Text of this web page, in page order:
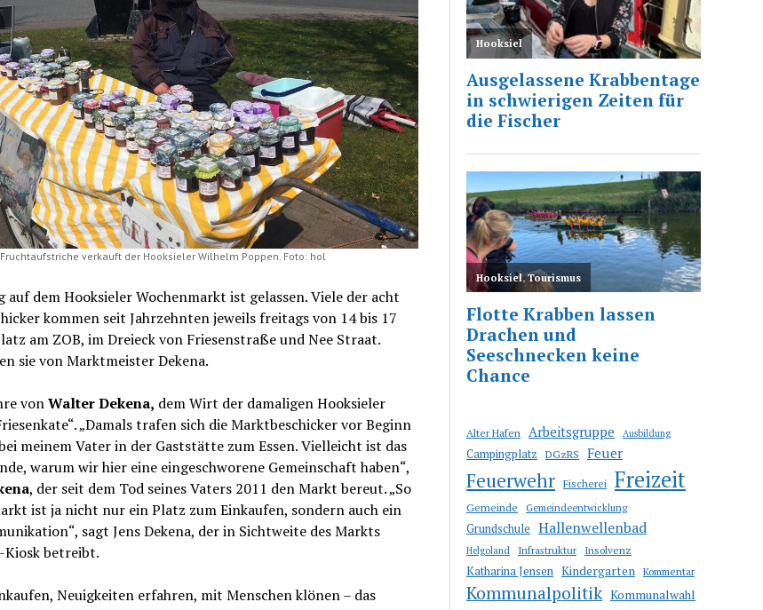
verkauft der Hooksieler Wilhelm Poppen. Foto: hol
auf dem Hooksieler Wochenmarkt ist gelassen. Viele der acht
kommen seit Jahrzehnten jeweils freitags von 14 bis 17
am ZOB, im Dreieck von Friesenstraße und Nee Straat.
sie von Marktmeister Dekena.
vonWalter Dekena, dem Wirt der damaligen Hooksieler
„Damals trafen sich die Marktbeschicker vor Beginn
meinem Vater in der Gaststätte zum Essen. Vielleicht ist das
warum wir hier eine eingeschworene Gemeinschaft haben“,
, der seit dem Tod seines Vaters 2011 den Markt bereut. „So
ist ja nicht nur ein Platz zum Einkaufen, sondern auch ein
sagt Jens Dekena, der in Sichtweite des Markts
Kiosk betreibt.
Neuigkeiten erfahren, mit Menschen klönen – das
Alter Hafen Arbeitsgruppe Ausbildung
Campingplatz DGzRS Feuer
Feuerwehr Fischerei Freizeit
Gemeinde Gemeindeentwicklung
Grundschule Hallenwellenbad
Helgoland Infrastruktur Insolvenz
Katharina Jensen Kindergarten Kommentar
Kommunalpolitik Kommunalwahl